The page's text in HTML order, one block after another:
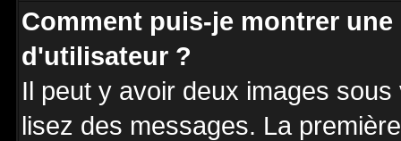
Comment puis-je montrer
d'utilisateur ?
Il peut y avoir deux images
lisez des messages. La